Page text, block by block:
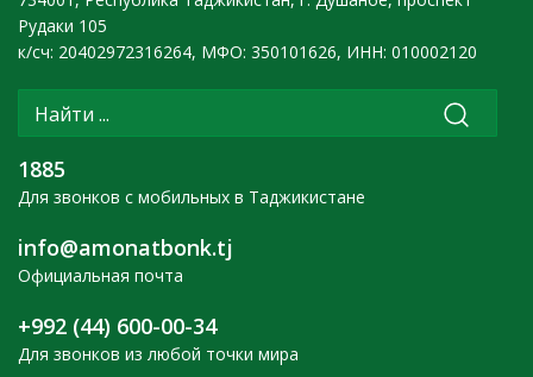
Рудаки 105
к/сч: 20402972316264, МФО: 350101626, ИНН: 010002120
1885
Для звонков с мобильных в Таджикистане
info@amonatbonk.tj
Официальная почта
+992 (44) 600-00-34
Для звонков из любой точки мира